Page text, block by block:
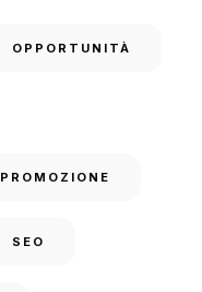
OPPORTUNITÀ
PROMOZIONE
SEO